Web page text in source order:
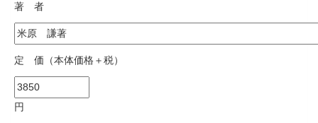
著 者
定 価（本体価格＋税）
円